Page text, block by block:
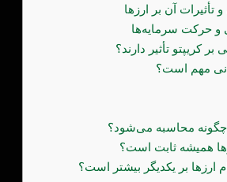
تأثیرات آن بر ارزها
و حرکت سرمایه‌ها
بر کریپتو تأثیر دارند؟
مهم است؟
محاسبه می‌شود؟
همیشه ثابت است؟
ارزها بر یکدیگر بیشتر است؟